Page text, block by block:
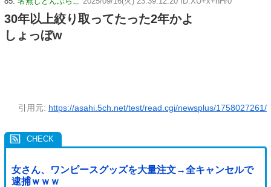
30年以上絞り取ってたった2年かよ
しょっぼw
引用元: https://asahi.5ch.net/test/read.cgi/newsplus/1758027261/
女さん、ワンピースグッズを大量注文→全キャンセルで
逮捕ｗｗｗ